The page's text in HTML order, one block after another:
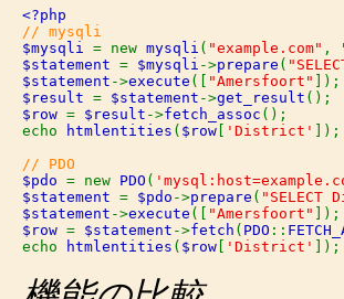
$mysqli = new mysqli ( "example.com" ,
$statement = $mysqli ->prepare (
$statement ->execute ([ "Amersfoort"
$result = $statement ->get_result
$row = $result ->fetch_assoc ();
echo
htmlentities ( $row 'District'
]);
$pdo = new PDO (
$statement = $pdo ->prepare ( "SELECT
$statement ->execute ([ "Amersfoort"
$row = $statement ->fetch ( PDO ::
echo
htmlentities ( $row 'District' ]);